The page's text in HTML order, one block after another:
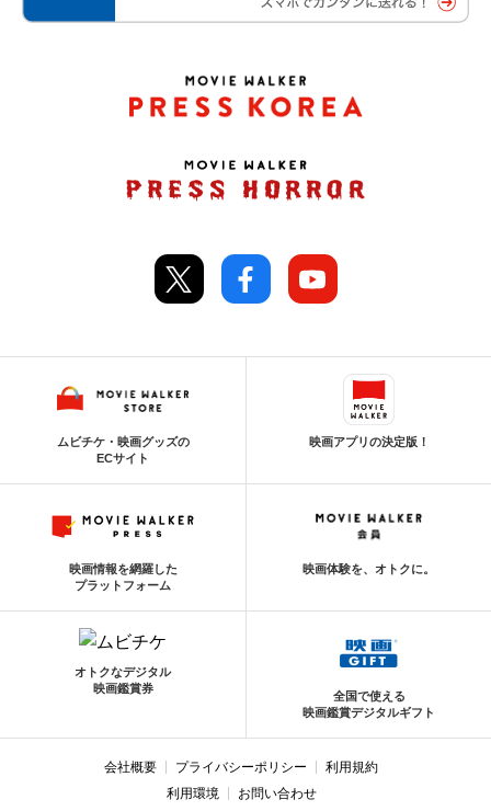
ムビチケ・映画グッズの
ECサイト
映画アプリの決定版！
映画情報を網羅した
プラットフォーム
映画体験を、オトクに。
オトクなデジタル
映画鑑賞券
全国で使える
映画鑑賞デジタルギフト
会社概要 プライバシーポリシー
利用規約
利用環境
お問い合わせ